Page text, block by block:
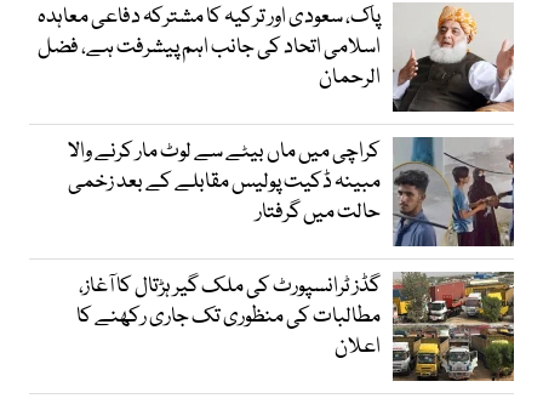
پاک، سعودی اور ترکیہ کا مشترکہ دفاعی معاہدہ
اسلامی اتحاد کی جانب اہم پیشرفت ہے، فضل
الرحمان
کراچی میں ماں بیٹے سے لوٹ مار کرنے والا
مبینہ ڈکیت پولیس مقابلے کے بعد زخمی
حالت میں گرفتار
گڈز ٹرانسپورٹ کی ملک گیر ہڑتال کا آغاز،
مطالبات کی منظوری تک جاری رکھنے کا
اعلان